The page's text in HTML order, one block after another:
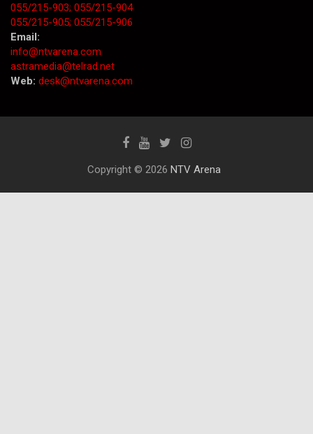
055/215-903; 055/215-904
055/215-905; 055/215-906
Email:
info@ntvarena.com
astramedia@telrad.net
Web: desk@ntvarena.com
Copyright © 2026 NTV Arena